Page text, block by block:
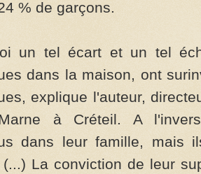
% de garçons.
un tel écart et un tel
dans la maison, ont
explique l'auteur,
Marne à Créteil. A
dans leur famille, mais
(...) La conviction de leur